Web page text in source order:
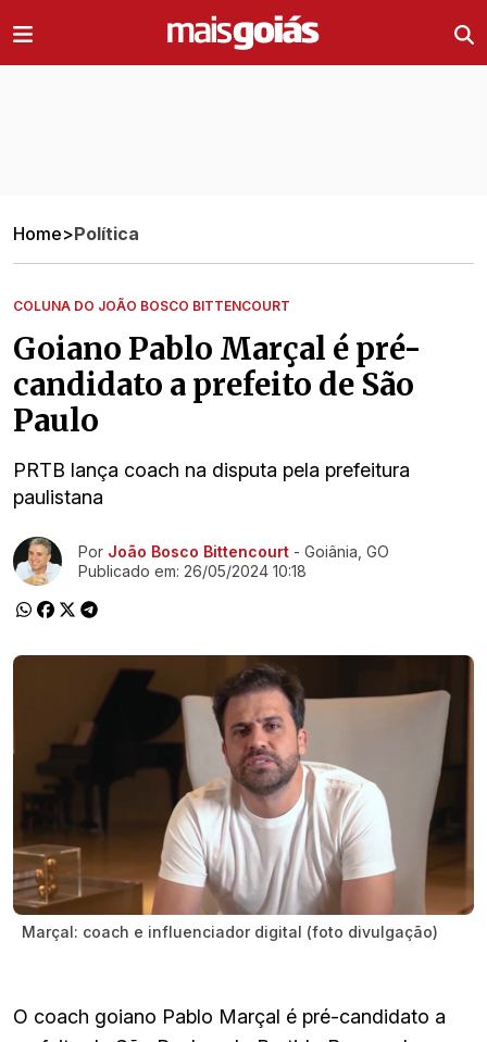
Home>Política
COLUNA DO JOÃO BOSCO BITTENCOURT
Goiano Pablo Marçal é pré-
candidato a prefeito de São
Paulo
PRTB lança coach na disputa pela prefeitura
paulistana
Ir direto pra matéria
Por João Bosco Bittencourt - Goiânia, GO
Publicado em: 26/05/2024 10:18
Marçal: coach e influenciador digital (foto divulgação)
O coach goiano Pablo Marçal é pré-candidato a